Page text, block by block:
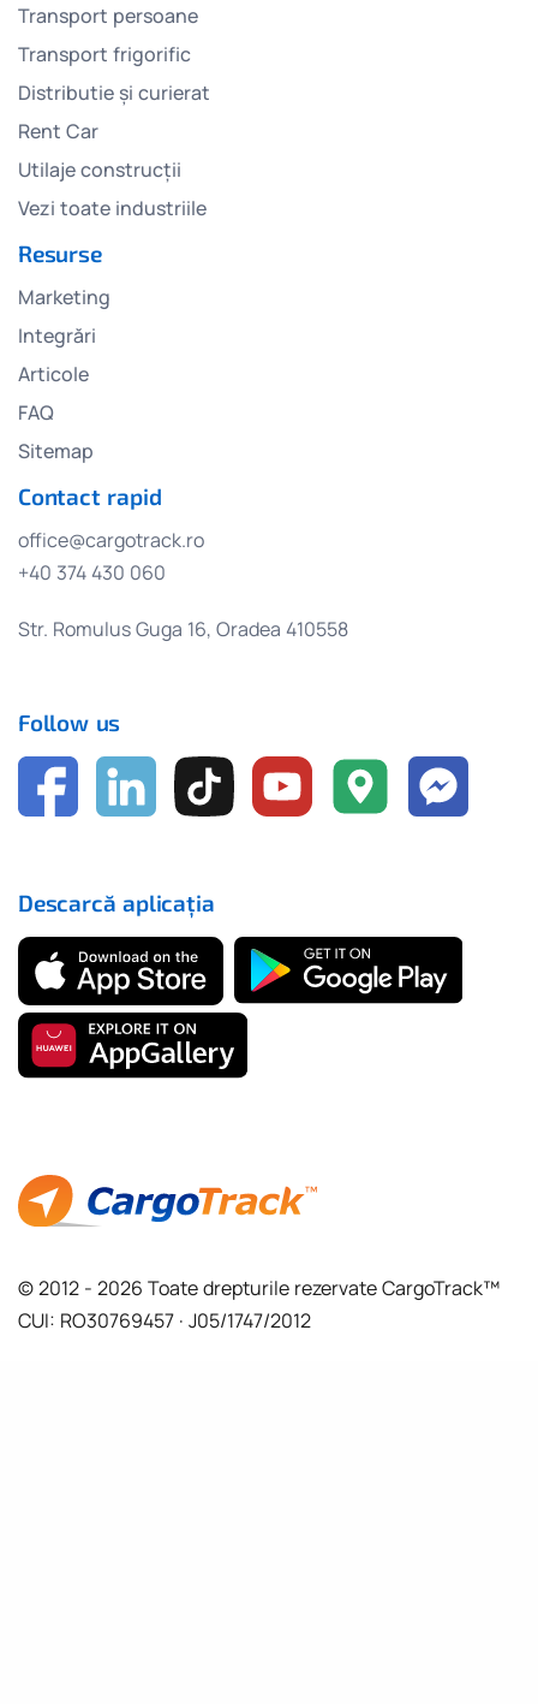
Transport persoane
Transport frigorific
Distributie și curierat
Rent Car
Utilaje construcții
Vezi toate industriile
Resurse
Marketing
Integrări
Articole
FAQ
Sitemap
Contact rapid
office@cargotrack.ro
+40 374 430 060
Str. Romulus Guga 16, Oradea 410558
© 2012 - 2026 Toate drepturile rezervate CargoTrack™
CUI: RO30769457 · J05/1747/2012
Follow us
Descarcă aplicația